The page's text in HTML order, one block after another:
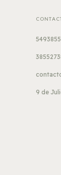
9 de